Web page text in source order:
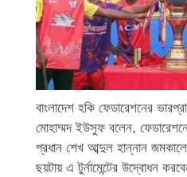
বাংলাদেশ হকি ফেডারেশনের
মোহাম্মদ ইউসুফ বলেন,
প্রধান শেখ আব্দুল হান্নান জমকালো
ছয়টায় এ টুর্নামেন্টের উদ্বোধন